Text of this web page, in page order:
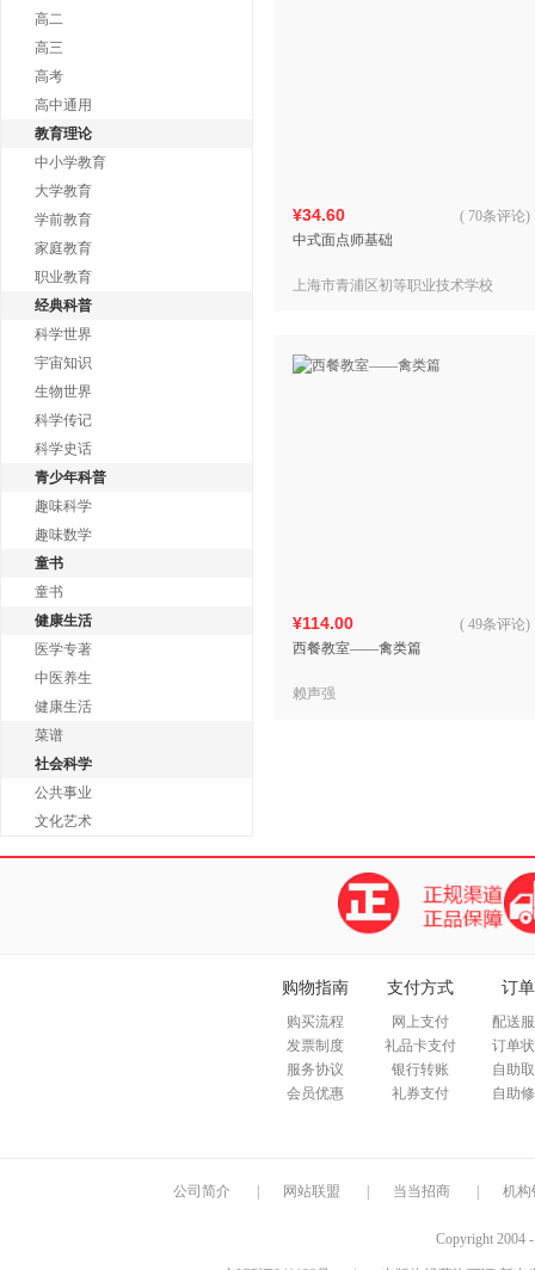
高二
高三
高考
高中通用
教育理论
中小学教育
大学教育
学前教育
家庭教育
职业教育
经典科普
科学世界
宇宙知识
生物世界
科学传记
科学史话
青少年科普
趣味科学
趣味数学
童书
童书
健康生活
医学专著
中医养生
健康生活
菜谱
社会科学
公共事业
文化艺术
¥34.60
中式面点师基础
( 70条评论)
上海市青浦区初等职业技术学校
¥114.00
西餐教室——禽类篇
( 49条评论)
赖声强
购物指南
购买流程
发票制度
服务协议
会员优惠
支付方式
网上支付
礼品卡支付
银行转账
礼券支付
订
配送
订单
自助
自助
公司简介 网站联盟 当当招商 机构
Copyright 2004